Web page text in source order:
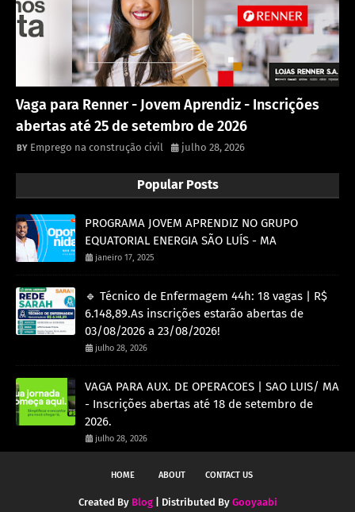
Vaga para Renner - Jovem Aprendiz - Inscrições
abertas até 25 de setembro de 2026
Emprego na construção civil julho 28, 2026
Popular Posts
PROGRAMA JOVEM APRENDIZ NO GRUPO
EQUATORIAL ENERGIA SÃO LUÍS - MA
janeiro 17, 2025
🔹 Técnico de Enfermagem 44h: 18 vagas | R$
6.148,89.As inscrições estarão abertas de
03/08/2026 a 23/08/2026!
julho 28, 2026
VAGA PARA AUX. DE OPERACOES | SAO LUIS/ MA
- Inscrições abertas até 18 de setembro de
2026.
julho 28, 2026
HOME ABOUT CONTACT US
Created By Blog| Distributed By Gooyaabi